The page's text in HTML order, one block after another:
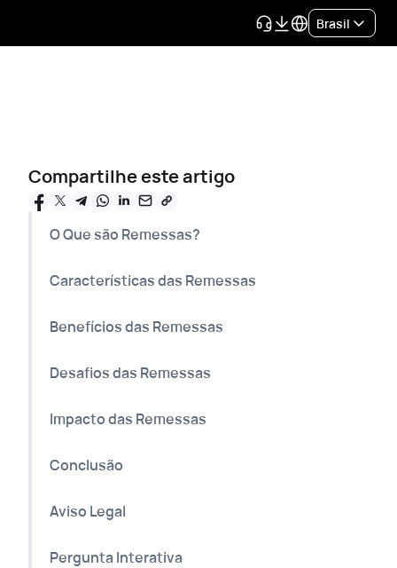
Brasil
Compartilhe este artigo
O Que são Remessas?
Características das Remessas
Benefícios das Remessas
Desafios das Remessas
Impacto das Remessas
Conclusão
Aviso Legal
Pergunta Interativa